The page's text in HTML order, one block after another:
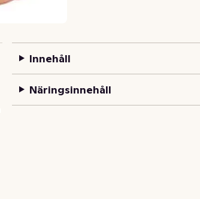
Innehåll
Näringsinnehåll